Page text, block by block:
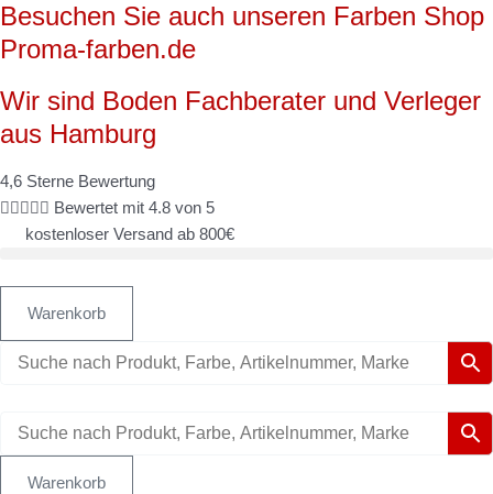
Zum
Inhalt
Besuchen Sie auch unseren Farben Shop
Proma-farben.de
Wir sind Boden Fachberater und Verleger
aus Hamburg
4,6 Sterne Bewertung
     Bewertet mit 4.8 von 5
kostenloser Versand ab 800€
Warenkorb
Warenkorb